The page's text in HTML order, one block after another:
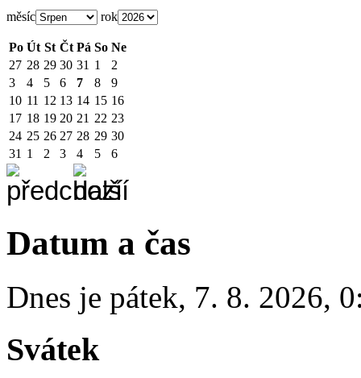
měsíc rok
Po Út St Čt Pá So Ne
27 28 29 30 31 1
2
3
4 5 6 7 8
9
10 11 12 13 14 15 16
17 18 19 20 21 22 23
24 25 26 27 28 29 30
31 1 2 3 4 5 6
Datum a čas
Dnes je pátek, 7. 8. 2026,
Svátek